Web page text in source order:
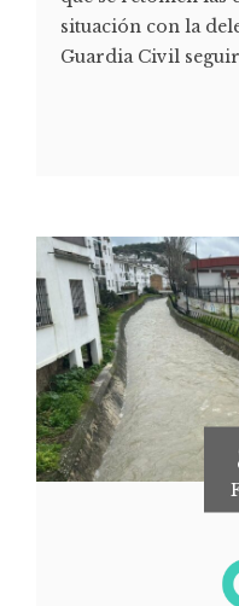
situación con la
Guardia Civil